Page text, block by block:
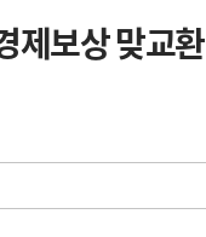
제보상 맞교환